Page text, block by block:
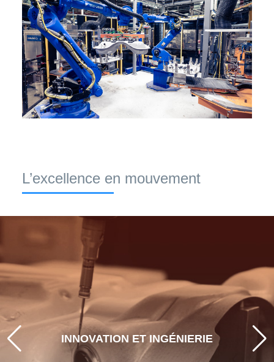
L’excellence en mouvement
INNOVATION ET INGÉNIERIE
PILOTER LA MOBILITÉ DE DEMAIN
Grâce à une ingénierie de pointe, au prototypage
et à une validation rigoureuse, nous proposons
des solutions qui répondent aux exigences
actuelles tout en anticipant les demandes